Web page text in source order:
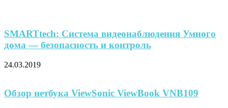
SMARTtech: Система видеонаблюдения Умного
дома — безопасность и контроль
24.03.2019
Обзор нетбука ViewSonic ViewBook VNB109